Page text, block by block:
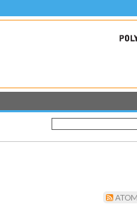
ATOM